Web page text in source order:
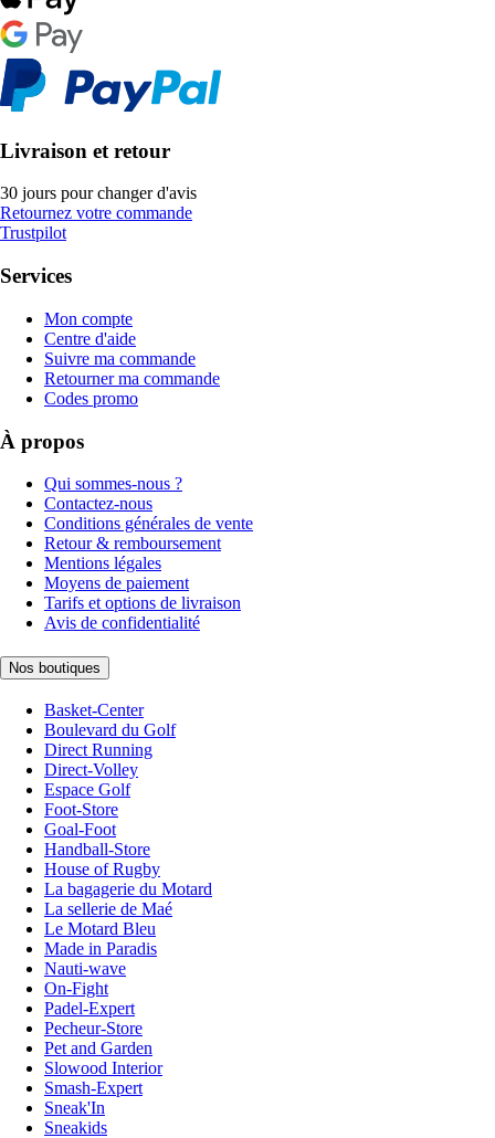
Livraison et retour
30 jours pour changer d'avis
Retournez votre commande
Trustpilot
Services
Mon compte
Centre d'aide
Suivre ma commande
Retourner ma commande
Codes promo
À propos
Qui sommes-nous ?
Contactez-nous
Conditions générales de vente
Retour & remboursement
Mentions légales
Moyens de paiement
Tarifs et options de livraison
Avis de confidentialité
Nos boutiques
Basket-Center
Boulevard du Golf
Direct Running
Direct-Volley
Espace Golf
Foot-Store
Goal-Foot
Handball-Store
House of Rugby
La bagagerie du Motard
La sellerie de Maé
Le Motard Bleu
Made in Paradis
Nauti-wave
On-Fight
Padel-Expert
Pecheur-Store
Pet and Garden
Slowood Interior
Smash-Expert
Sneak'In
Sneakids